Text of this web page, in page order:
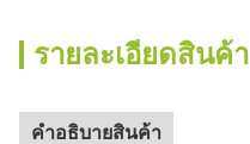
รายละเอียดสินค้า
คําอธิบายสินค้า